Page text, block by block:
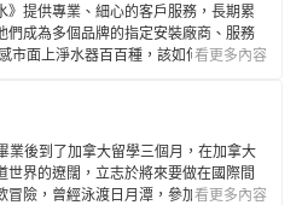
》提供專業、細心的客戶服務，長期累
們成為多個品牌的指定安裝廠商、服務
市面上淨水器百百種，該如何選擇是個
份幸福，也希望能為台灣的用水盡一份
水觀念。
的簡介
看更多內容
業後到了加拿大留學三個月，在加拿大
世界的遼闊，立志於將來要做在國際間
冒險，曾經泳渡日月潭，參加蘭嶼馬拉
看更多內容